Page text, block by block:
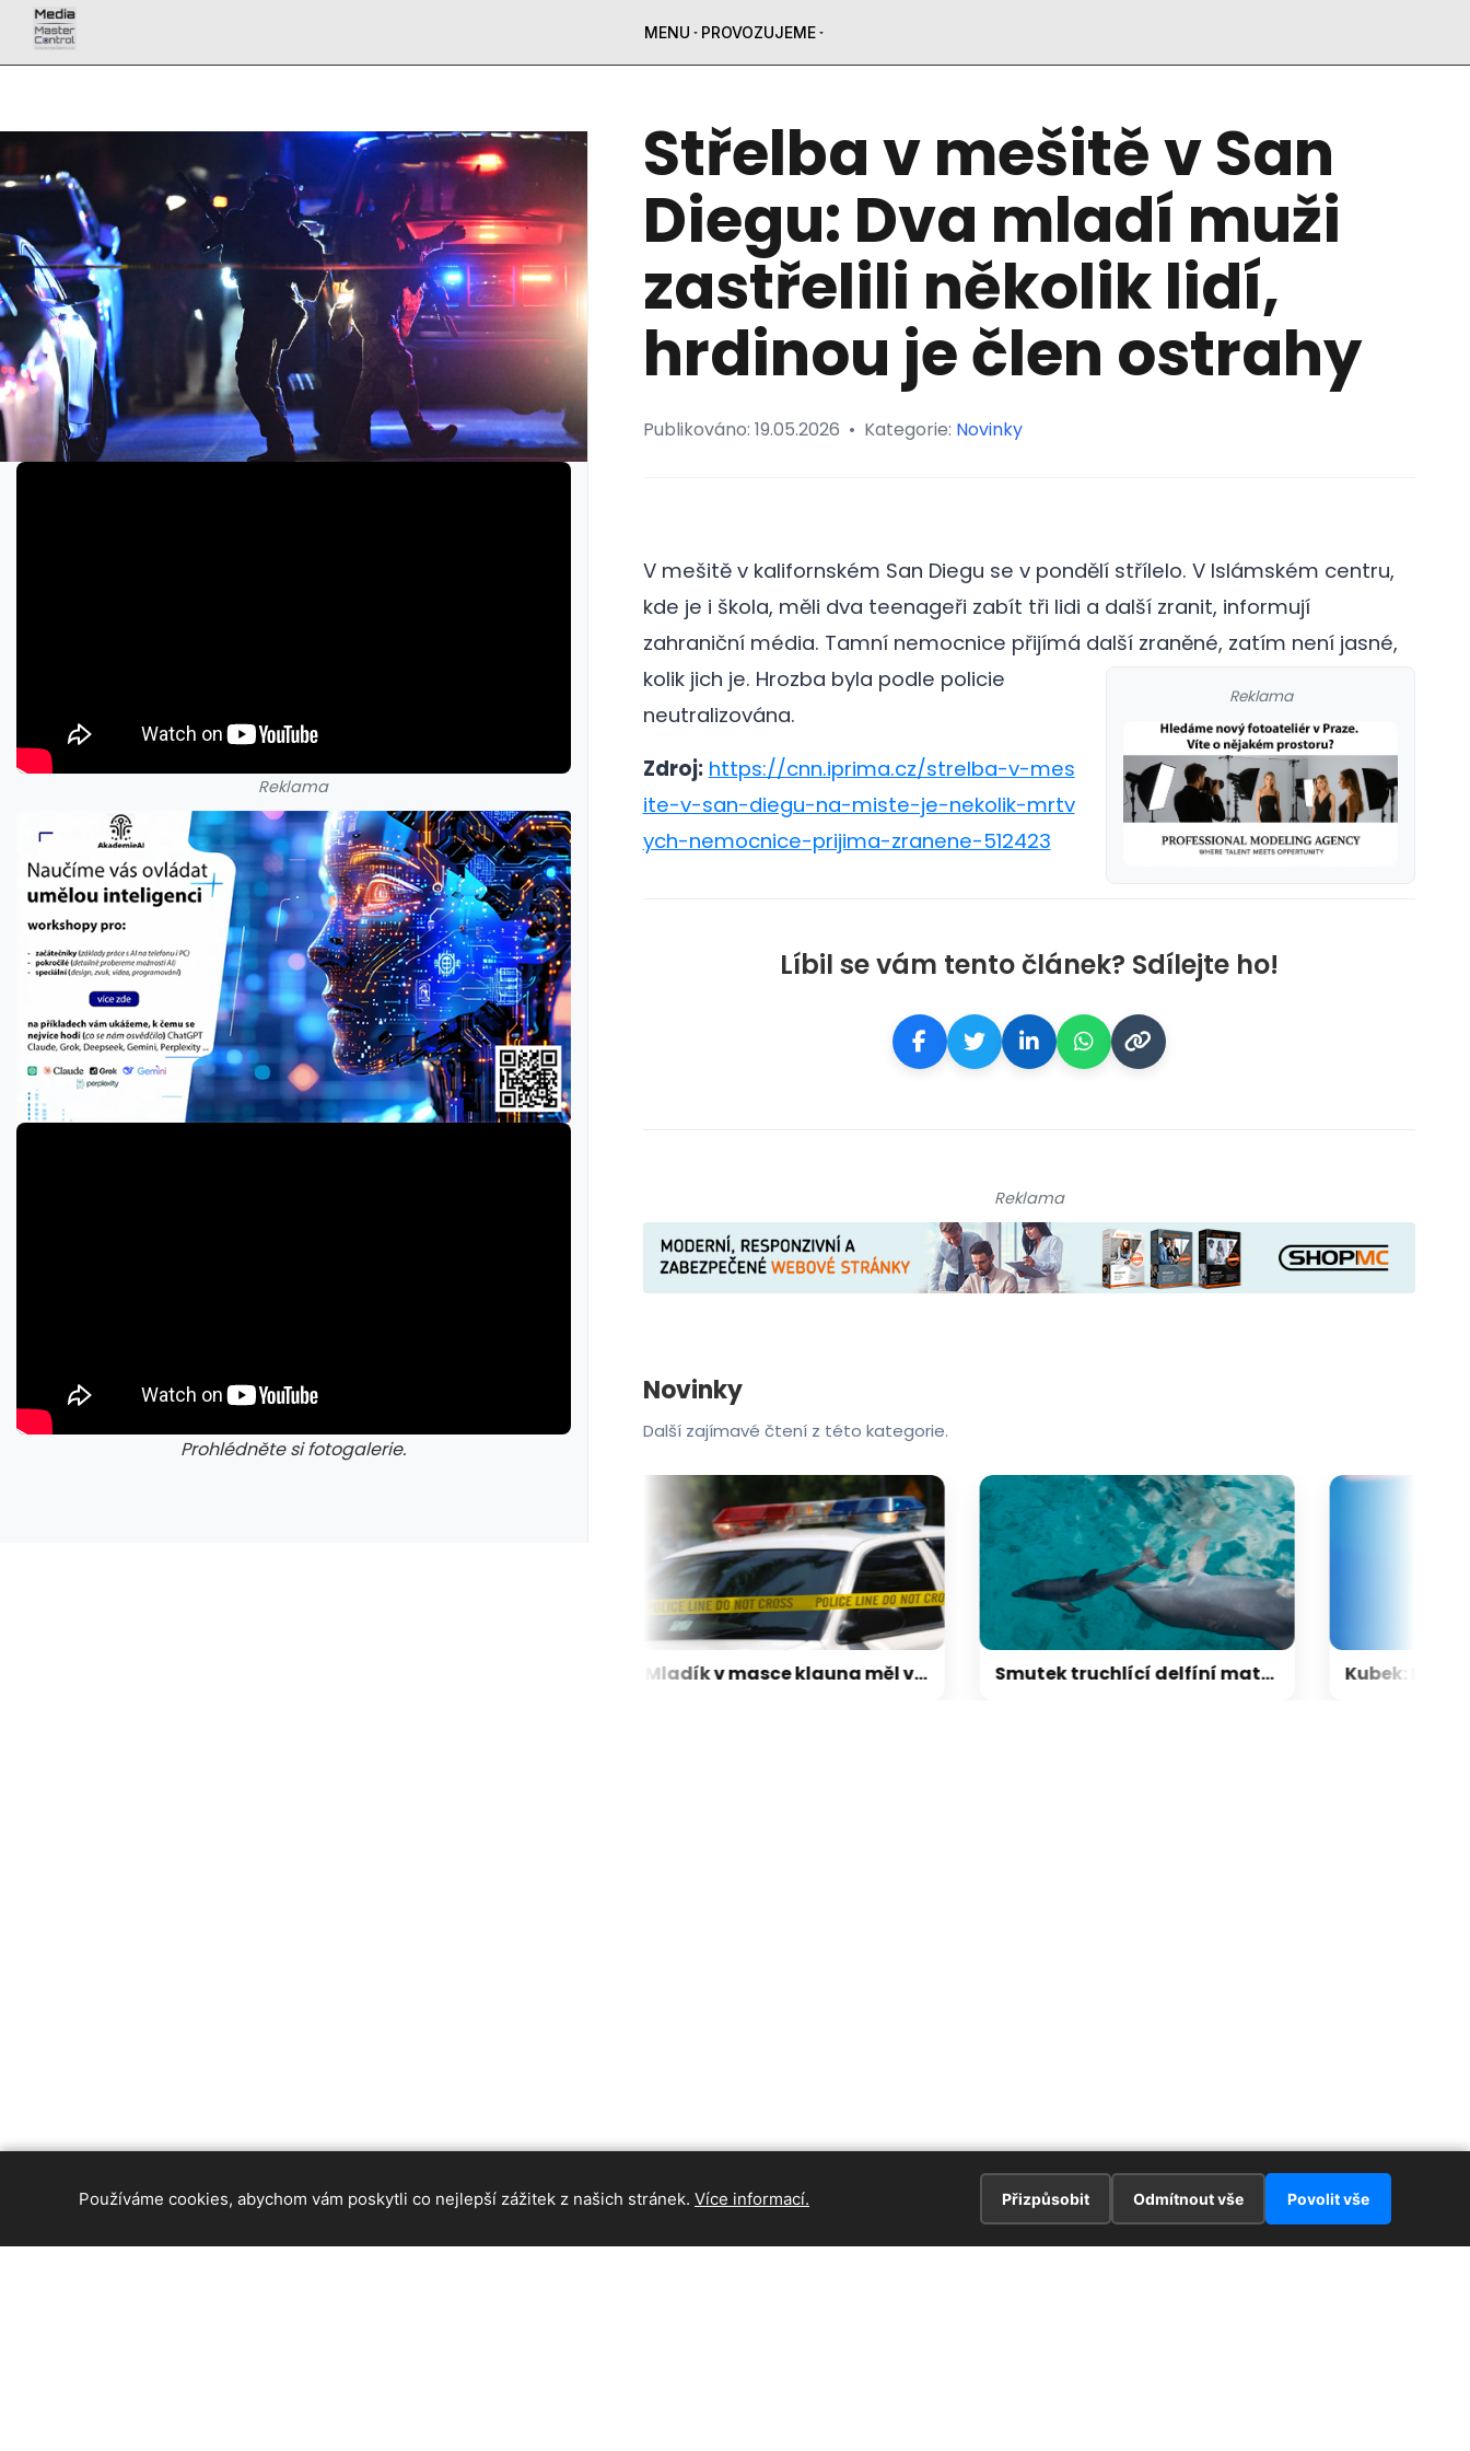
MENU PROVOZUJEME
Reklama
Prohlédněte si fotogalerie.
Střelba v mešitě v San
Diegu: Dva mladí muži
zastřelili několik lidí,
hrdinou je člen ostrahy
Publikováno: 19.05.2026 • Kategorie: Novinky
V mešitě v kalifornském San Diegu se v pondělí střílelo. V Islámském centru,
kde je i škola, měli dva teenageři zabít tři lidi a další zranit, informují
zahraniční média. Tamní nemocnice přijímá další zraněné, zatím není jasné,
kolik jich je.
Reklama
Hrozba byla podle policie
neutralizována.
Zdroj: https://cnn.iprima.cz/strelba-v-mes
ite-v-san-diegu-na-miste-je-nekolik-mrtv
ych-nemocnice-prijima-zranene-512423
Líbil se vám tento článek? Sdílejte ho!
Reklama
Novinky
Další zajímavé čtení z této kategorie.
Mladík v masce klauna měl v USA ubodat muže. Kamera ho zachytila při tipování oběti Smutek truchlící delfíní matky: Záběry ukazují loučení s mrtvým mládětem. Trvalo šest dní
Používáme cookies, abychom vám poskytli co nejlepší zážitek z našich stránek. Více informací. Přizpůsobit Odmítnout vše Povolit vše